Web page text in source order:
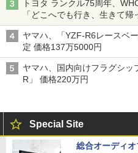
トヨタ ランクル75周年、
「どこへでも行き、生きて
命をつなぐ
ヤマハ、「YZF-R6レースベ
定 価格137万5000円
ヤマハ、国内向けフラグシッ
R」 価格220万円
Special Site
総合オーディ